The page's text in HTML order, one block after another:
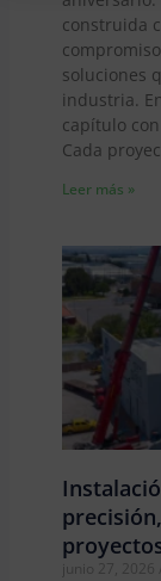
construida
soluciones
industria.
capítulo
Cada
Leer más »
junio 27, 2026